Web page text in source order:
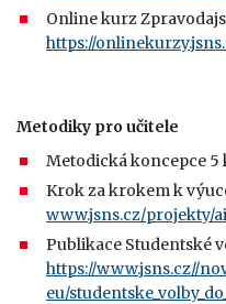
Online kurz
https://
Metodiky pro učitele
Metodická koncepce 5
Krok za krokem k
www.jsns.cz/projekty/ai
Publikace Studentské
https://www.jsns.cz//
eu/